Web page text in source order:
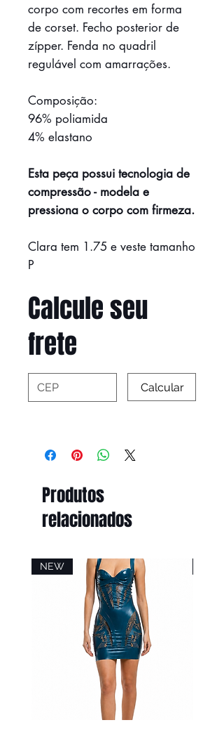
corpo com recortes em forma
de corset. Fecho posterior de
zípper. Fenda no quadril
regulável com amarrações.
Composição:
96% poliamida
4% elastano
Esta peça possui tecnologia de
compressão - modela e
pressiona o corpo com firmeza.
Clara tem 1.75 e veste tamanho
P
Calcule seu
frete
Calcular
Produtos
relacionados
NEW